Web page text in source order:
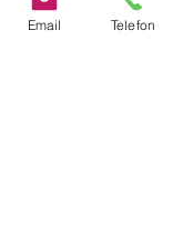
Email Telefon